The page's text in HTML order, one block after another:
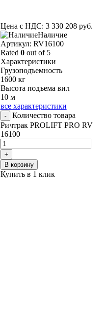
Цена с НДС: 3 330 208руб.
Наличие
Aртикул: RV16100
Rated 0out of 5
Характеристики
Грузоподъемность
1600 кг
Высота подъема вил
10 м
все характеристики
-
Количество товара
Ричтрак PROLIFT PRO RV
16100
+
В корзину
Купить в 1 клик